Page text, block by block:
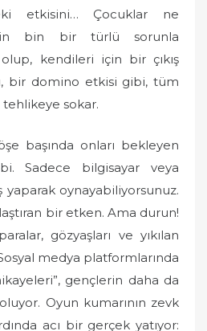
etkisini… Çocuklar ne
bin bir türlü sorunla
kendileri için bir çıkış
bir domino etkisi gibi, tüm
sokar.
başında onları bekleyen
Sadece bilgisayar veya
oynayabiliyorsunuz.
bir etken. Ama durun!
gözyaşları ve yıkılan
medya platformlarında
gençlerin daha da
Oyun kumarının zevk
acı bir gerçek yatıyor: